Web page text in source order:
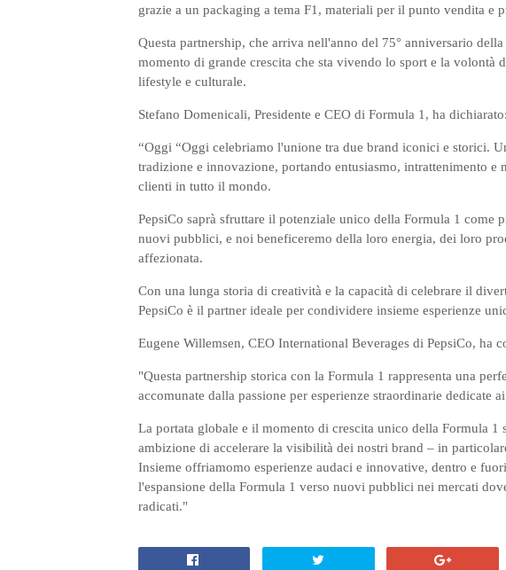
grazie a un packaging a tema F1, materiali per il punto vendita e
Questa partnership, che arriva nell'anno del 75° anniversario
momento di grande crescita che sta vivendo lo sport e la volontà
lifestyle e culturale.
Stefano Domenicali, Presidente e CEO di Formula 1, ha dichiarato:
“Oggi “Oggi celebriamo l'unione tra due brand iconici e storici.
tradizione e innovazione, portando entusiasmo, intrattenimento
clienti in tutto il mondo.
PepsiCo saprà sfruttare il potenziale unico della Formula 1 come
nuovi pubblici, e noi beneficeremo della loro energia, dei loro
affezionata.
Con una lunga storia di creatività e la capacità di celebrare il
PepsiCo è il partner ideale per condividere insieme esperienze
Eugene Willemsen, CEO International Beverages di PepsiCo, ha
"Questa partnership storica con la Formula 1 rappresenta una
accomunate dalla passione per esperienze straordinarie dedicate
La portata globale e il momento di crescita unico della Formula 1
ambizione di accelerare la visibilità dei nostri brand – in
Insieme offriamomo esperienze audaci e innovative, dentro e
l'espansione della Formula 1 verso nuovi pubblici nei mercati
radicati."